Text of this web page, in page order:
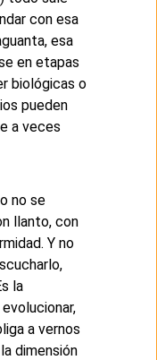
con esa
esa
en etapas
biológicas o
pueden
a veces
no se
llanto, con
Y no
la
a vernos
dimensión